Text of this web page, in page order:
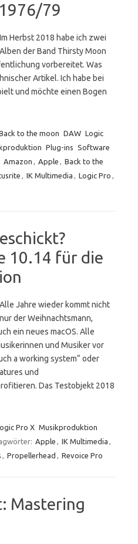
79
Im Herbst 2018 habe ich zwei
Alben der Band Thirsty Moon
vorbereitet. Was
Artikel. Ich habe bei
und möchte einen Bogen
to the moon DAW Logic
Plug-ins Software
Amazon , Apple , Back to the
, IK Multimedia , Logic Pro ,
10.14 für die
Alle Jahre wieder kommt nicht
nur der Weihnachtsmann,
ein neues macOS. Alle
und Musiker vor
a working system“ oder
und
Das Testobjekt 2018
Pro X Musikproduktion
Apple , IK Multimedia ,
, Propellerhead , Revoice Pro
Mastering